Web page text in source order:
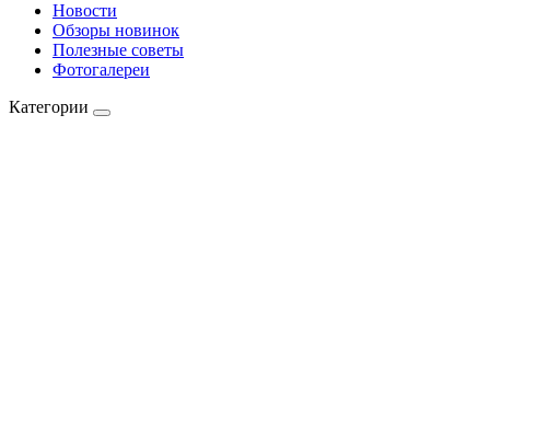
Новости
Обзоры новинок
Полезные советы
Фотогалереи
Категории